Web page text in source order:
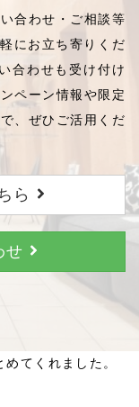
合わせ・ご相談等
にお立ち寄りくだ
合わせも受け付け
ペーン情報や限定
、ぜひご活用くだ
ら
せ
てくれました。